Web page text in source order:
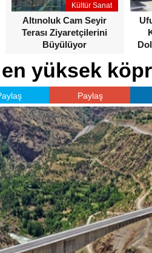
Kültür Sanat
Altınoluk Cam Seyir
Terası Ziyaretçilerini
Büyülüyor
yüksek
Paylaş